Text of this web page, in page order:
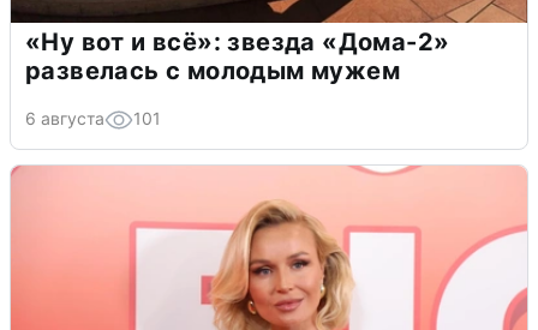
«Ну вот и всё»: звезда «Дома-2»
развелась с молодым мужем
6 августа 101